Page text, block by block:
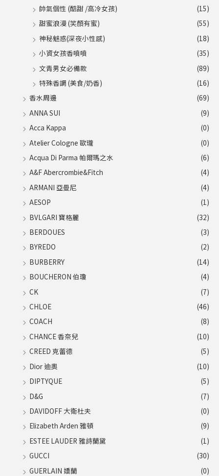
帥氣個性 (酷甜 /高冷女孩)
(15)
甜蜜浪漫 (笑顏有蜜)
(55)
神秘魅惑(深夜小性感)
(18)
小資女孩香噴噴
(35)
文青男女必備款
(89)
特殊香調 (美食/奶香)
(16)
香水周邊
(69)
ANNA SUI
(9)
Acca Kappa
(0)
Atelier Cologne 歐瓏
(0)
Acqua Di Parma 帕爾瑪之水
(6)
A&F Abercrombie&Fitch
(4)
ARMANI 亞曼尼
(4)
AESOP
(1)
BVLGARI 寶格麗
(32)
BERDOUES
(3)
BYREDO
(2)
BURBERRY
(14)
BOUCHERON 伯瓊
(4)
CK
(7)
CHLOE
(46)
COACH
(8)
CHANCE 香奈兒
(10)
CREED 克蕾德
(5)
Dior 迪奧
(10)
DIPTYQUE
(5)
D&G
(7)
DAVIDOFF 大衛杜夫
(0)
Elizabeth Arden 雅頓
(9)
ESTEE LAUDER 雅詩蘭黛
(1)
GUCCI
(30)
GUERLAIN 嬌蘭
(0)